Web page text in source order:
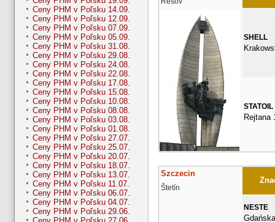
Ceny PHM v Poľsku 14.09.
Ceny PHM v Poľsku 12.09.
Ceny PHM v Poľsku 07.09.
Ceny PHM v Poľsku 05.09.
Ceny PHM v Poľsku 31.08.
Ceny PHM v Poľsku 29.08.
Ceny PHM v Poľsku 24.08.
Ceny PHM v Poľsku 22.08.
Ceny PHM v Poľsku 17.08.
Ceny PHM v Poľsku 15.08.
Ceny PHM v Poľsku 10.08.
Ceny PHM v Poľsku 08.08.
Ceny PHM v Poľsku 03.08.
Ceny PHM v Poľsku 01.08.
Ceny PHM v Poľsku 27.07.
Ceny PHM v Poľsku 25.07.
Ceny PHM v Poľsku 20.07.
Ceny PHM v Poľsku 18.07.
Ceny PHM v Poľsku 13.07.
Ceny PHM v Poľsku 11.07.
Ceny PHM v Poľsku 06.07.
Ceny PHM v Poľsku 04.07.
Ceny PHM v Poľsku 29.06.
SHELL
STATOIL
Rejtana
Szczecin
Štetín
NESTE